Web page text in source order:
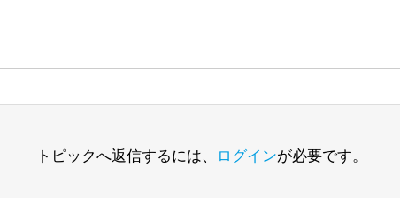
トピックへ返信するには、 ログインが必要です。